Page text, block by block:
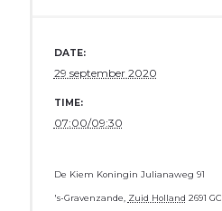
DATE:
29 september 2020
TIME:
07:00/09:30
De Kiem Koningin Julianaweg 91
's-Gravenzande, Zuid Holland 2691 GC